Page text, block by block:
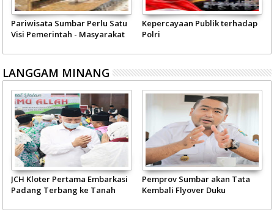
Pariwisata Sumbar Perlu Satu
Visi Pemerintah - Masyarakat
Kepercayaan Publik terhadap
Polri
LANGGAM MINANG
JCH Kloter Pertama Embarkasi
Padang Terbang ke Tanah
Pemprov Sumbar akan Tata
Kembali Flyover Duku